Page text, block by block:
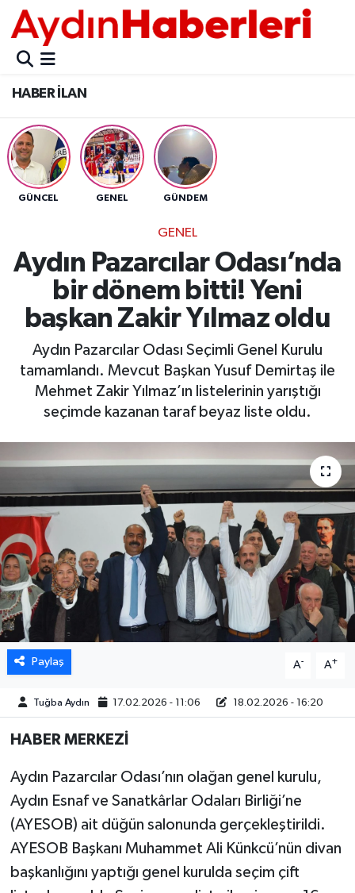
HABER İLAN
GÜNCEL GENEL GÜNDEM
GENEL
Aydın Pazarcılar Odası’nda
bir dönem bitti! Yeni
başkan Zakir Yılmaz oldu
Aydın Pazarcılar Odası Seçimli Genel Kurulu
tamamlandı. Mevcut Başkan Yusuf Demirtaş ile
Mehmet Zakir Yılmaz’ın listelerinin yarıştığı
seçimde kazanan taraf beyaz liste oldu.
Paylaş A- A+
Tuğba Aydın 17.02.2026 - 11:06 18.02.2026 - 16:20
HABER MERKEZİ
Aydın Pazarcılar Odası’nın olağan genel kurulu,
Aydın Esnaf ve Sanatkârlar Odaları Birliği’ne
(AYESOB) ait düğün salonunda gerçekleştirildi.
AYESOB Başkanı Muhammet Ali Künkcü’nün divan
başkanlığını yaptığı genel kurulda seçim çift
GÜNCEL
POLİTİKA
BELEDİYELER
ASAYİŞ
BÜLTEN
ÇEVRE
DIŞ
DÜNYA
EĞİTİM
EKOLOJİ VE ÇEVRE
BİLİM VE TEKNOLOJİ
GENEL
GÜNDEM
HABERDE İNSAN
KÜLTÜR SANAT
MAGAZİN
SAĞLIK
ŞİRKET HABERLERİ
Aydın Nöbetçi Eczaneler
Aydın Hava Durumu
Aydin Namaz Vakitleri
Aydın Trafik Yoğunluk Haritası
Tüm Manşetler
Son Dakika Haberleri
Haber Arşivi